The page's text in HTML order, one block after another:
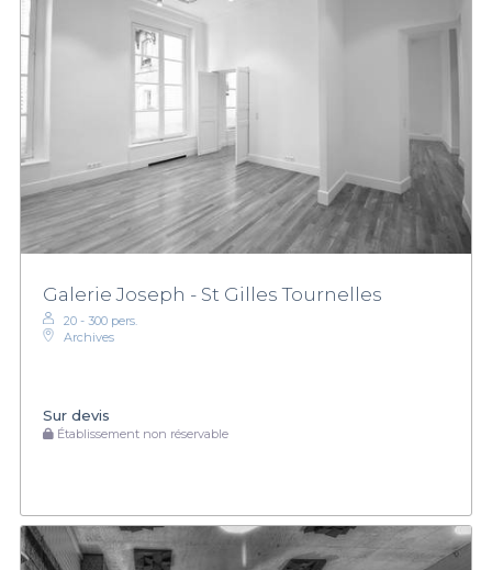
Galerie Joseph - St Gilles Tournelles
20 - 300 pers.
Archives
Sur devis
Établissement non réservable